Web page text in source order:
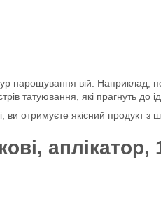
нарощування вій. Наприклад,
татуювання, які прагнуть до
отримуєте якісний продукт з
аплікатор,